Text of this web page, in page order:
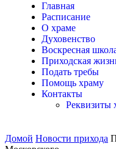
Главная
Расписание
О храме
Духовенство
Воскресная
Приходская
Подать требы
Помощь храму
Контакты
Реквизиты
Домой Новости прихода